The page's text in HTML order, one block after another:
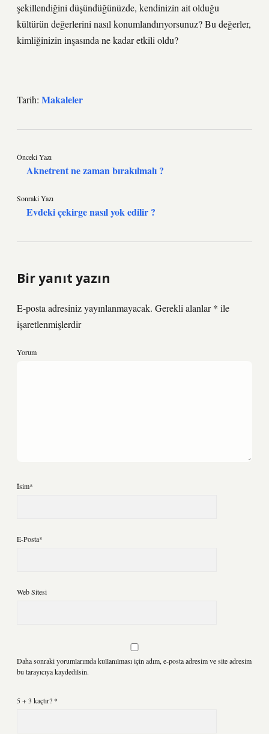
şekillendiğini düşündüğünüzde, kendinizin ait olduğu
kültürün değerlerini nasıl konumlandırıyorsunuz? Bu değerler,
kimliğinizin inşasında ne kadar etkili oldu?
Tarih: Makaleler
Önceki Yazı
Aknetrent ne zaman bırakılmalı ?
Sonraki Yazı
Evdeki çekirge nasıl yok edilir ?
Bir yanıt yazın
E-posta adresiniz yayınlanmayacak. Gerekli alanlar* ile
işaretlenmişlerdir
Yorum
İsim*
E-Posta*
Web Sitesi
Daha sonraki yorumlarımda kullanılması için adım, e-posta adresim ve site adresim
bu tarayıcıya kaydedilsin.
5 + 3 kaçtır? *